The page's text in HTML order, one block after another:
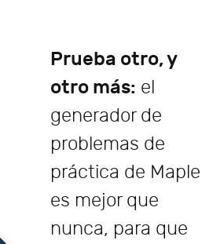
Prueba otro, y
otro más: el
generador de
problemas de
práctica de Maple
es mejor que
nunca, para que